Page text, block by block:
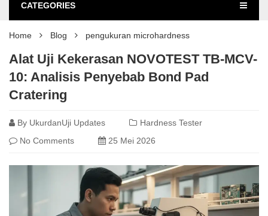
CATEGORIES
Home Blog pengukuran microhardness
Alat Uji Kekerasan NOVOTEST TB-MCV-
10: Analisis Penyebab Bond Pad
Cratering
By UkurdanUji Updates
Hardness Tester
No Comments
25 Mei 2026